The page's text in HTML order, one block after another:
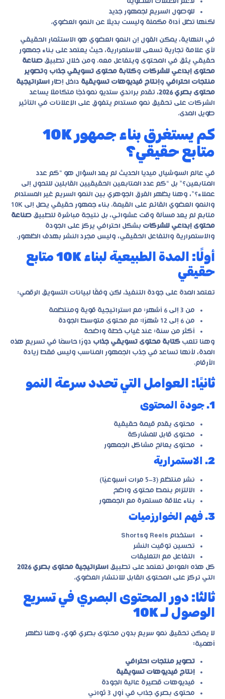
للوصول السريع لجمهور جديد
لكنها تظل أداة مكملة وليست بديلًا عن النمو العضوي.
في النهاية، يمكن القول إن النمو العضوي هو الاستثمار الحقيقي
لأي علامة تجارية تسعى للاستمرارية، حيث يعتمد على بناء جمهور
حقيقي يثق في المحتوى ويتفاعل معه. ومن خلال تطبيق صناعة
محتوى إبداعي للشركات وكتابة محتوى تسويقي جذاب وتصوير
منتجات احترافي وإنتاج فيديوهات تسويقية داخل إطار استراتيجية
محتوى بصري 2026
، تقدم براندي ستديو نموذجًا متكاملًا يساعد
الشركات على تحقيق نمو مستدام يتفوق على الإعلانات في التأثير
طويل المدى.
كم يستغرق بناء جمهور 10K
متابع حقيقي؟
في عالم السوشيال ميديا الحديث لم يعد السؤال هو “كم عدد
المتابعين؟” بل “كم عدد المتابعين الحقيقيين القابلين للتحول إلى
عملاء؟”، وهنا يظهر الفرق الجوهري بين النمو السريع غير المستدام
والنمو العضوي القائم على القيمة. بناء جمهور حقيقي يصل إلى 10K
متابع لم يعد مسألة وقت عشوائي، بل نتيجة مباشرة لتطبيق صناعة
محتوى إبداعي للشركات بشكل احترافي يركز على الجودة
والاستمرارية والتفاعل الحقيقي، وليس مجرد النشر بهدف الظهور.
أولًا: المدة الطبيعية لبناء 10K متابع
حقيقي
تعتمد المدة على جودة التنفيذ، لكن وفقًا لبيانات التسويق الرقمي:
من 3 إلى 6 أشهر: مع استراتيجية قوية ومنتظمة
من 6 إلى 12 شهرًا: مع محتوى متوسط الجودة
أكثر من سنة: عند غياب خطة واضحة
وهنا تلعب كتابة محتوى تسويقي جذاب دورًا حاسمًا في تسريع هذه
المدة، لأنها تساعد في جذب الجمهور المناسب وليس فقط زيادة
الأرقام.
ثانيًا: العوامل التي تحدد سرعة النمو
1. جودة المحتوى
محتوى يقدم قيمة حقيقية
محتوى قابل للمشاركة
محتوى يعالج مشاكل الجمهور
2. الاستمرارية
نشر منتظم (3–5 مرات أسبوعيًا)
الالتزام بنمط محتوى واضح
بناء علاقة مستمرة مع الجمهور
3. فهم الخوارزميات
استخدام Reels وShorts
تحسين توقيت النشر
التفاعل مع التعليقات
كل هذه العوامل تعتمد على تطبيق استراتيجية محتوى بصري 2026
التي تركز على المحتوى القابل للانتشار العضوي.
ثالثًا: دور المحتوى البصري في تسريع
الوصول لـ 10K
لا يمكن تحقيق نمو سريع بدون محتوى بصري قوي، وهنا تظهر
أهمية:
تصوير منتجات احترافي
إنتاج فيديوهات تسويقية
فيديوهات قصيرة عالية الجودة
محتوى بصري جذاب في أول 3 ثواني